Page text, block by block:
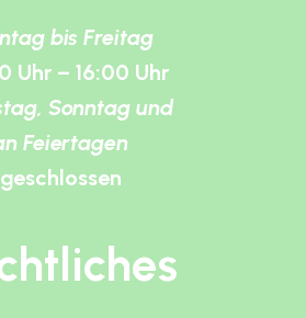
bis Freitag
Uhr – 16:00 Uhr
Sonntag und
Feiertagen
geschlossen